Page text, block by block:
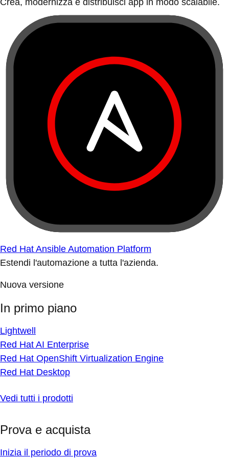
Crea, modernizza e distribuisci app in modo scalabile.
Red Hat Ansible Automation Platform
Estendi l'automazione a tutta l'azienda.
Nuova versione
In primo piano
Lightwell
Red Hat AI Enterprise
Red Hat OpenShift Virtualization Engine
Red Hat Desktop
Vedi tutti i prodotti
Prova e acquista
Inizia il periodo di prova